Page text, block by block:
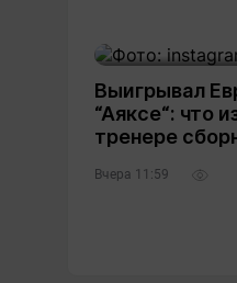
Выигрывал
“Аяксе“: что
тренере
Вчера 11:59